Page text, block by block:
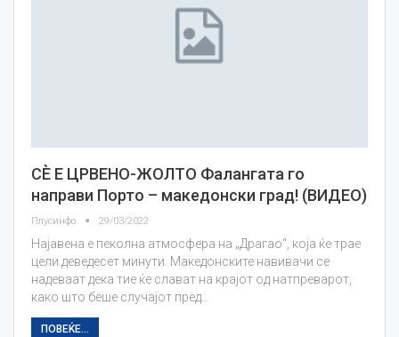
СЀ Е ЦРВЕНО-ЖОЛТО Фалангата го
направи Порто – македонски град! (ВИДЕО)
Плусинфо 29/03/2022
Најавена е пеколна атмосфера на „Драгао“, која ќе трае
цели деведесет минути. Македонските навивачи се
надеваат дека тие ќе слават на крајот од натпреварот,
како што беше случајот пред…
ПОВЕЌЕ...